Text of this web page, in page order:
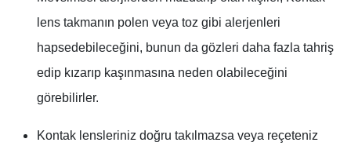
lens takmanın polen veya toz gibi alerjenleri
hapsedebileceğini, bunun da gözleri daha fazla tahriş
edip kızarıp kaşınmasına neden olabileceğini
görebilirler.
Kontak lensleriniz doğru takılmazsa veya reçeteniz